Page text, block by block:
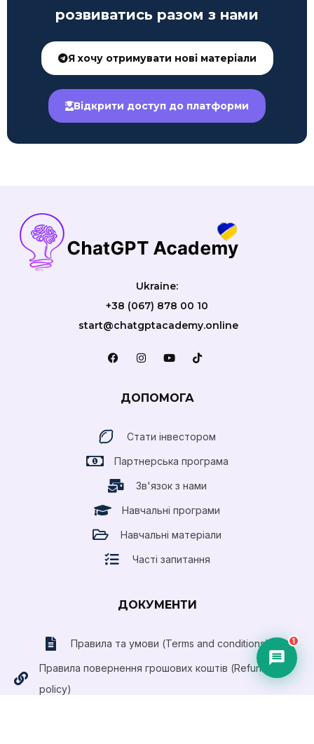
розвиватись разом з нами
Я хочу отримувати нові матеріали
Відкрити доступ до платформи
Ukraine:
+38 (067) 878 00 10
start@chatgptacademy.online
ДОПОМОГА
Стати інвестором
Партнерська програма
Зв'язок з нами
Навчальні програми
Навчальні матеріали
Часті запитання
ДОКУМЕНТИ
Правила та умови (Terms and conditions)
Правила повернення грошових коштів (Refund
policy)
1